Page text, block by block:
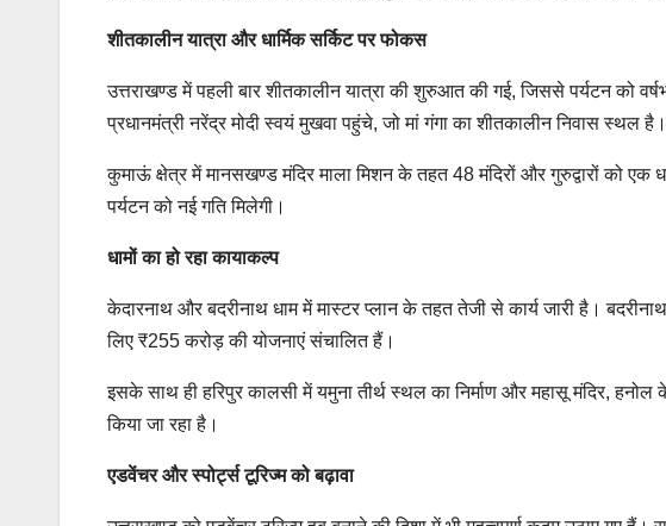
शीतकालीन यात्रा और धार्मिक सर्किट पर फोकस
उत्तराखण्ड में पहली बार शीतकालीन यात्रा की शुरुआत की गई, जिससे पर्यटन को
प्रधानमंत्री नरेंद्र मोदी स्वयं मुखवा पहुंचे, जो मां गंगा का शीतकालीन निवास स्थल है।
कुमाऊं क्षेत्र में मानसखण्ड मंदिर माला मिशन के तहत 48 मंदिरों और गुरुद्वारों को एक
पर्यटन को नई गति मिलेगी।
धामों का हो रहा कायाकल्प
केदारनाथ और बदरीनाथ धाम में मास्टर प्लान के तहत तेजी से कार्य जारी है।
लिए ₹255 करोड़ की योजनाएं संचालित हैं।
इसके साथ ही हरिपुर कालसी में यमुना तीर्थ स्थल का निर्माण और महासू मंदिर, हनोल
किया जा रहा है।
एडवेंचर और स्पोर्ट्स टूरिज्म को बढ़ावा